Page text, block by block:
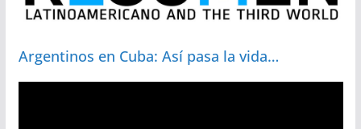
Argentinos en Cuba: Así pasa la vida…